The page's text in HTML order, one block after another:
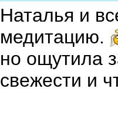
Наталья и
медитацию.
но ощутила
свежести и